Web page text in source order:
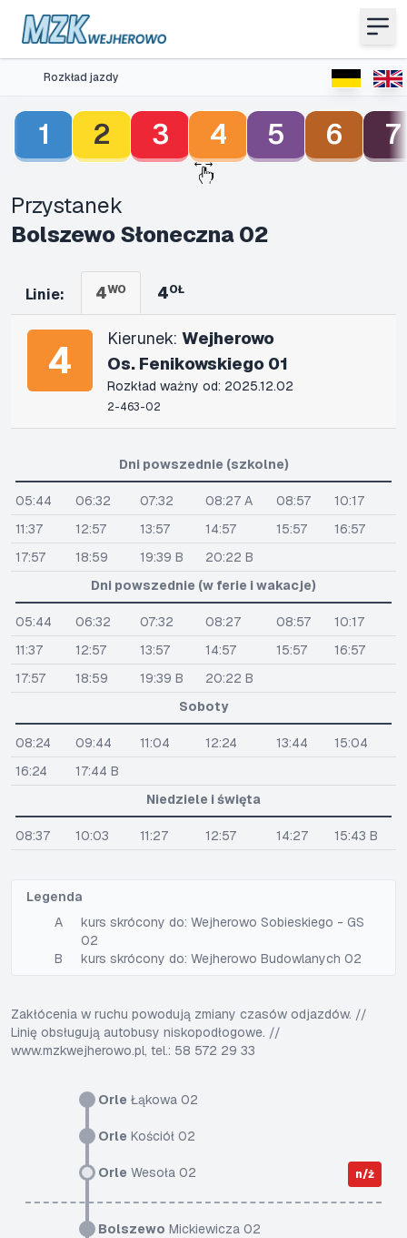
Rozkład jazdy
1 2 3 4 5 6 7
Przystanek
Bolszewo Słoneczna 02
Linie: 4WO 4OŁ
4 Kierunek: Wejherowo
Os. Fenikowskiego 01
Rozkład ważny od: 2025.12.02
2-463-02
Orle Łąkowa 02
Orle Kościół 02
Orle Wesoła 02 n/ż
Bolszewo Mickiewicza 02
Dni powszednie (szkolne)
05:44 06:32 07:32 08:27 A 08:57
10:17
11:37
12:57 13:57 14:57 15:57
16:57
17:57
18:59 19:39 B
20:22 B
Dni powszednie (w ferie i wakacje)
05:44 06:32 07:32 08:27 08:57
10:17
11:37
12:57 13:57 14:57 15:57
16:57
17:57
18:59 19:39 B
20:22 B
Soboty
08:24 09:44 11:04 12:24 13:44
15:04
16:24
17:44 B
Niedziele i święta
08:37 10:03 11:27 12:57 14:27 15:43 B
Legenda
A
kurs skrócony do: Wejherowo Sobieskiego - GS
02
B
kurs skrócony do: Wejherowo Budowlanych 02
Zakłócenia w ruchu powodują zmiany czasów odjazdów. //
Linię obsługują autobusy niskopodłogowe. //
www.mzkwejherowo.pl, tel.: 58 572 29 33